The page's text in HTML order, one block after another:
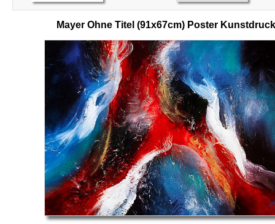
Mayer Ohne Titel (91x67cm) Poster Kunstdruck